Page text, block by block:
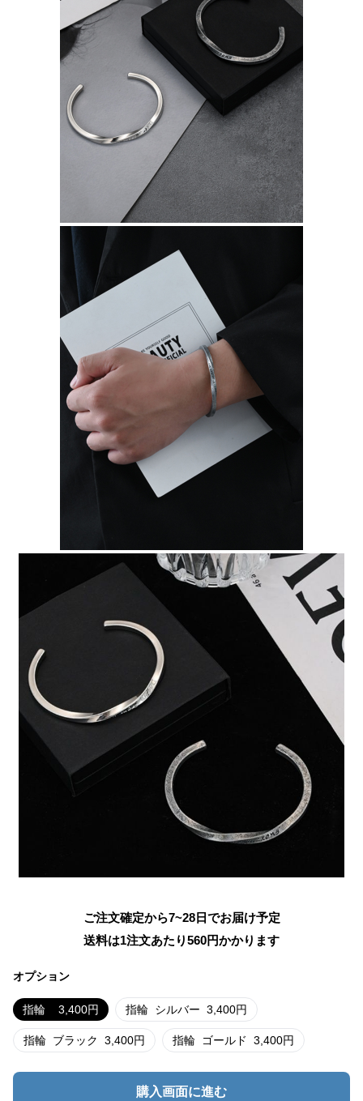
ご注文確定から7~28日でお届け予定
送料は1注文あたり560円かかります
オプション
指輪 3,400円 指輪 シルバー 3,400円
指輪 ブラック 3,400円 指輪 ゴールド 3,400円
購入画面に進む